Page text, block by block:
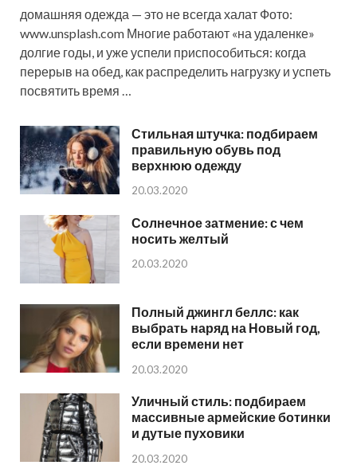
домашняя одежда — это не всегда халат Фото:
www.unsplash.com Многие работают «на удаленке»
долгие годы, и уже успели приспособиться: когда
перерыв на обед, как распределить нагрузку и успеть
посвятить время …
Стильная штучка: подбираем
правильную обувь под
верхнюю одежду
20.03.2020
Солнечное затмение: с чем
носить желтый
20.03.2020
Полный джингл беллс: как
выбрать наряд на Новый год,
если времени нет
20.03.2020
Уличный стиль: подбираем
массивные армейские ботинки
и дутые пуховики
20.03.2020